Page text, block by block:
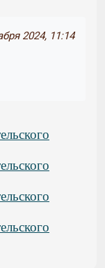
2024, 11:14